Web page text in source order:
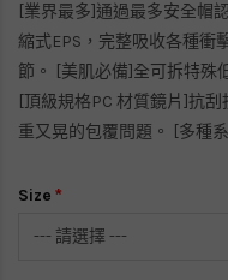
[業界最多]通過最多安全帽
縮式EPS，完整吸收各種衝
節。 [美肌必備]全可拆特殊
[頂級規格PC 材質鏡片]抗
重又晃的包覆問題。 [多種
Size